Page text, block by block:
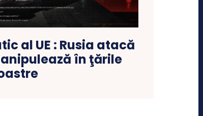
al UE : Rusia atacă
în ţările